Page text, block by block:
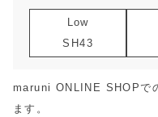
Low
SH43
maruni ONLINE SHOPで
ます。